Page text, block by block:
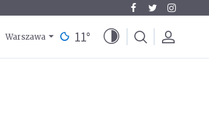
Warszawa 11°